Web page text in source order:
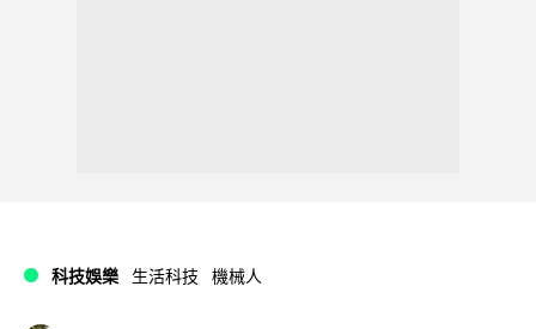
科技娛樂 生活科技 機械人